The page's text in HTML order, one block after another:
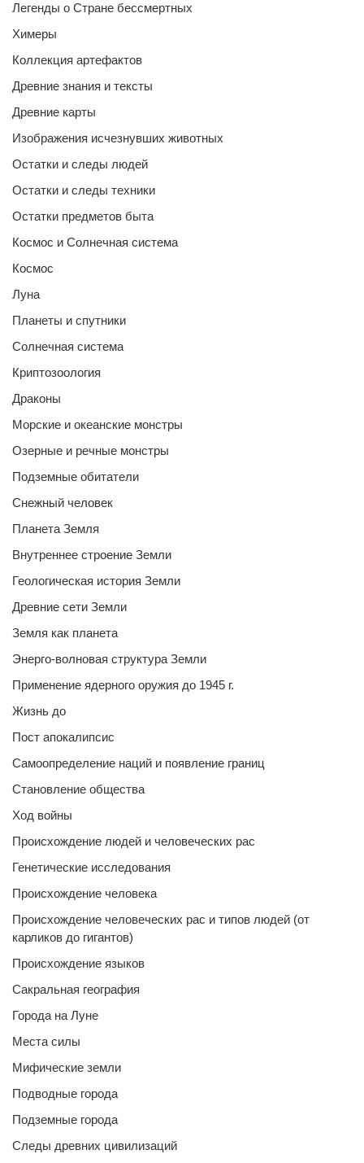
Легенды о Стране бессмертных
Химеры
Коллекция артефактов
Древние знания и тексты
Древние карты
Изображения исчезнувших животных
Остатки и следы людей
Остатки и следы техники
Остатки предметов быта
Космос и Солнечная система
Космос
Луна
Планеты и спутники
Солнечная система
Криптозоология
Драконы
Морские и океанские монстры
Озерные и речные монстры
Подземные обитатели
Снежный человек
Планета Земля
Внутреннее строение Земли
Геологическая история Земли
Древние сети Земли
Земля как планета
Энерго-волновая структура Земли
Применение ядерного оружия до 1945 г.
Жизнь до
Пост апокалипсис
Самоопределение наций и появление границ
Становление общества
Ход войны
Происхождение людей и человеческих рас
Генетические исследования
Происхождение человека
Происхождение человеческих рас и типов людей (от
карликов до гигантов)
Происхождение языков
Сакральная география
Города на Луне
Места силы
Мифические земли
Подводные города
Подземные города
Следы древних цивилизаций